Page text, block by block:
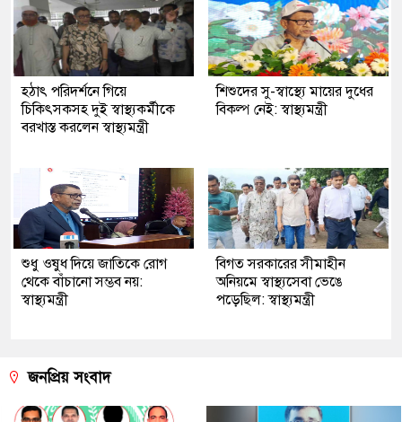
হঠাৎ পরিদর্শনে গিয়ে
চিকিৎসকসহ দুই স্বাস্থ্যকর্মীকে
বরখাস্ত করলেন স্বাস্থ্যমন্ত্রী
শিশুদের সু-স্বাস্থ্যে মায়ের দুধের
বিকল্প নেই: স্বাস্থ্যমন্ত্রী
শুধু ওষুধ দিয়ে জাতিকে রোগ
থেকে বাঁচানো সম্ভব নয়:
স্বাস্থ্যমন্ত্রী
বিগত সরকারের সীমাহীন
অনিয়মে স্বাস্থ্যসেবা ভেঙে
পড়েছিল: স্বাস্থ্যমন্ত্রী
জনপ্রিয় সংবাদ